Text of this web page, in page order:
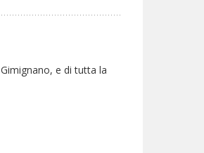
e di tutta la